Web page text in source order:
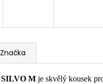
Značka
SILVO M je skvělý kousek